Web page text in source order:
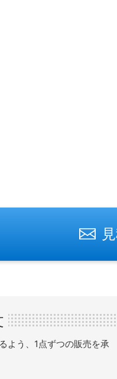
よう、1点ずつの販売を承